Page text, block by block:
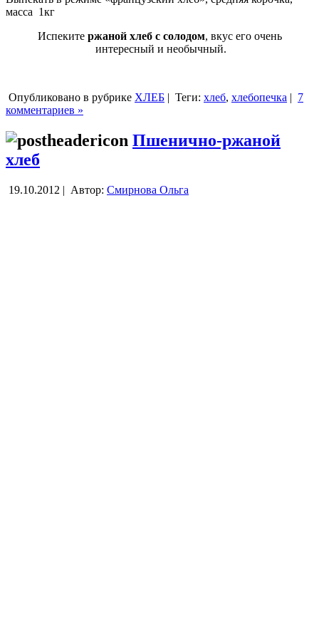
масса 1кг
Испеките ржаной хлеб с солодом, вкус его очень
интересный и необычный.
Опубликовано в рубрике ХЛЕБ | Теги: хлеб, хлебопечка | 7
комментариев »
Пшенично-ржаной
хлеб
19.10.2012 | Автор: Смирнова Ольга